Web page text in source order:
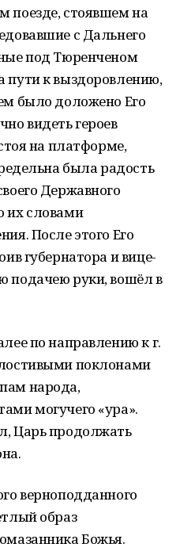
поезде, стоявшем на
с Дальнего
под Тюренченом
к выздоровлению,
было доложено Его
видеть героев
на платформе,
была радость
Державного
их словами
После этого Его
губернатора и вице-
подачею руки, вошёл в
по направлению к г.
поклонами
народа,
могучего «ура».
Царь продолжать
верноподданного
образ
Божья.